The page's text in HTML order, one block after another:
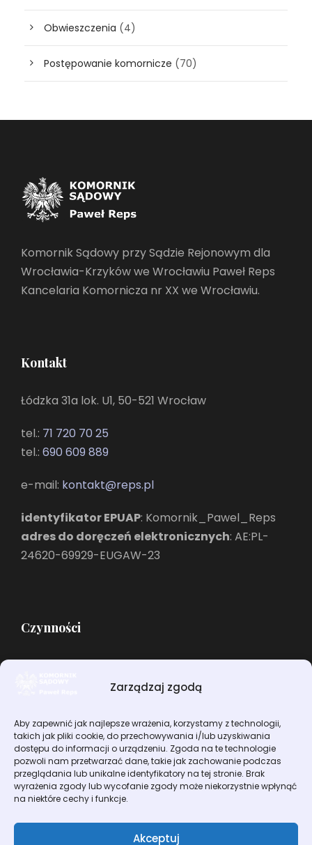
Zarządzaj zgodą
Aby zapewnić jak najlepsze wrażenia, korzystamy z technologii,
takich jak pliki cookie, do przechowywania i/lub uzyskiwania
dostępu do informacji o urządzeniu. Zgoda na te technologie
pozwoli nam przetwarzać dane, takie jak zachowanie podczas
przeglądania lub unikalne identyfikatory na tej stronie. Brak
wyrażenia zgody lub wycofanie zgody może niekorzystnie wpłynąć
na niektóre cechy i funkcje.
Akceptuj
Obwieszczenia (4)
Postępowanie komornicze (70)
Komornik Sądowy przy Sądzie Rejonowym dla
Wrocławia-Krzyków we Wrocławiu Paweł Reps
Kancelaria Komornicza nr XX we Wrocławiu.
Kontakt
Łódzka 31a lok. U1, 50-521 Wrocław
tel.: 71 720 70 25
tel.: 690 609 889
e-mail: kontakt@reps.pl
identyfikator EPUAP: Komornik_Pawel_Reps
adres do doręczeń elektronicznych: AE:PL-
24620-69929-EUGAW-23
Czynności